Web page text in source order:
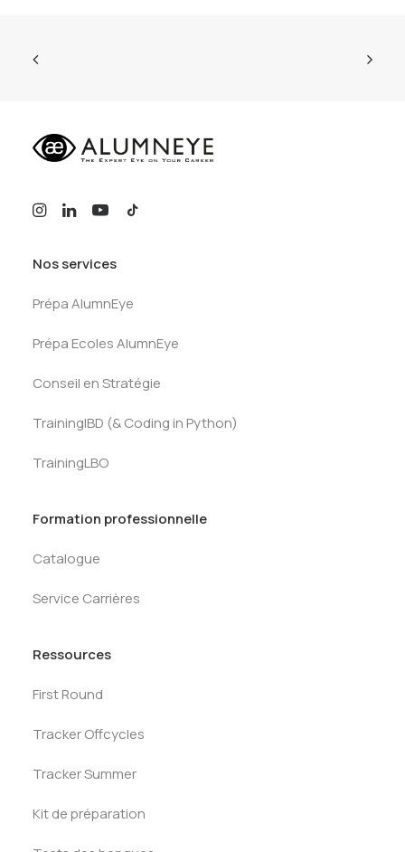
Nos services
Prépa AlumnEye
Prépa Ecoles AlumnEye
Conseil en Stratégie
TrainingIBD (& Coding in Python)
TrainingLBO
Formation professionnelle
Catalogue
Service Carrières
Ressources
First Round
Tracker Offcycles
Tracker Summer
Kit de préparation